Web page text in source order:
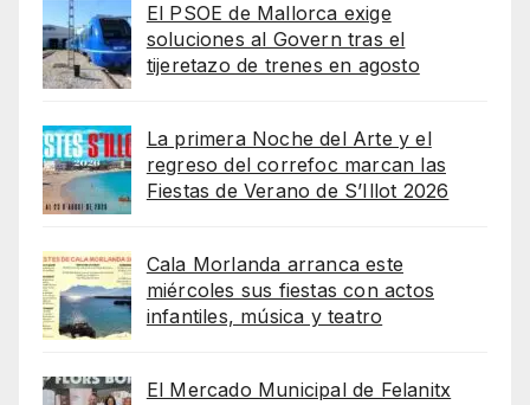
El PSOE de Mallorca exige
soluciones al Govern tras el
tijeretazo de trenes en agosto
La primera Noche del Arte y el
regreso del correfoc marcan las
Fiestas de Verano de S’Illot 2026
Cala Morlanda arranca este
miércoles sus fiestas con actos
infantiles, música y teatro
El Mercado Municipal de Felanitx